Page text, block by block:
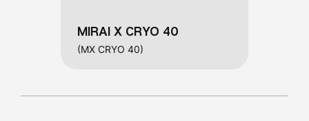
MIRAI X CRYO 40
(MX CRYO 40)